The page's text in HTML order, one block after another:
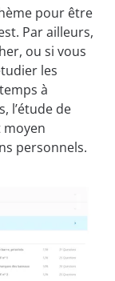
pour être
Par ailleurs,
ou si vous
les
à
l’étude de
moyen
personnels.